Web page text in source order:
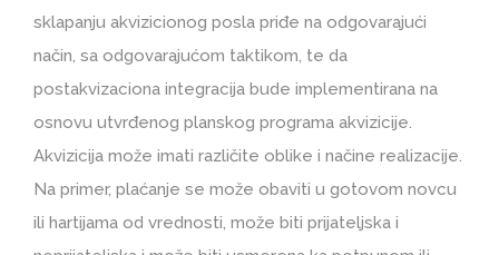
sklapanju akvizicionog posla priđe na odgovarajući
način, sa odgovarajućom taktikom, te da
postakvizaciona integracija bude implementirana na
osnovu utvrđenog planskog programa akvizicije.
Akvizicija može imati različite oblike i načine realizacije.
Na primer, plaćanje se može obaviti u gotovom novcu
ili hartijama od vrednosti, može biti prijateljska i